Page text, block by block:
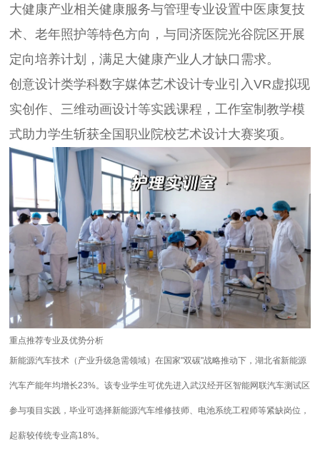
大健康产业相关健康服务与管理专业设置中医康复技
术、老年照护等特色方向，与同济医院光谷院区开展
定向培养计划，满足大健康产业人才缺口需求。
创意设计类学科数字媒体艺术设计专业引入VR虚拟现
实创作、三维动画设计等实践课程，工作室制教学模
式助力学生斩获全国职业院校艺术设计大赛奖项。
重点推荐专业及优势分析
新能源汽车技术（产业升级急需领域）在国家"双碳"战略推动下，湖北省新能源
汽车产能年均增长23%。该专业学生可优先进入武汉经开区智能网联汽车测试区
参与项目实践，毕业可选择新能源汽车维修技师、电池系统工程师等紧缺岗位，
起薪较传统专业高18%。